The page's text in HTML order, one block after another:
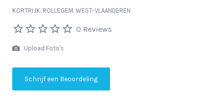
KORTRIJK, ROLLEGEM, WEST-VLAANDEREN
0 Reviews
Upload Foto's
Schrijf een Beoordeling